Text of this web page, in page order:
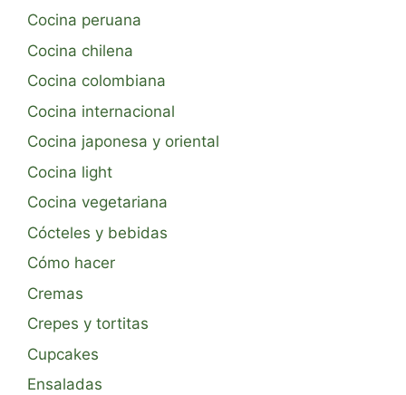
Cocina peruana
Cocina chilena
Cocina colombiana
Cocina internacional
Cocina japonesa y oriental
Cocina light
Cocina vegetariana
Cócteles y bebidas
Cómo hacer
Cremas
Crepes y tortitas
Cupcakes
Ensaladas